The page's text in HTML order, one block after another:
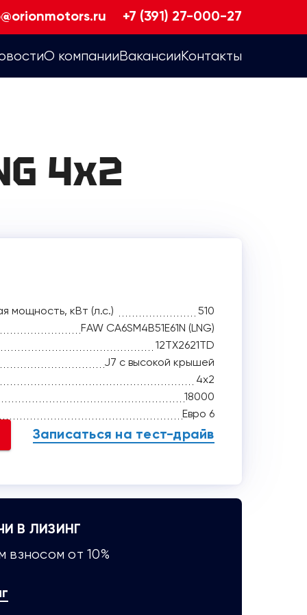
+7 (391) 27-000-27
О компанииВакансииКонтакты
4х2
мощность, кВт (л.с.)
510
FAW CA6SM4B51E61N (LNG)
12TX2621TD
J7 с высокой крышей
4x2
18000
Евро 6
Записаться на тест-драйв
В ЛИЗИНГ
от 10%